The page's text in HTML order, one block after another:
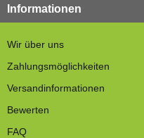
Informationen
Wir über uns
Zahlungsmöglichkeiten
Versandinformationen
Bewerten
FAQ